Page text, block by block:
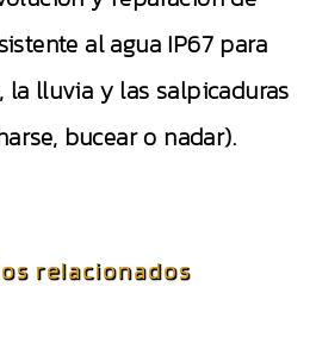
al agua IP67 para
la lluvia y las salpicaduras
bucear o nadar).
relacionados